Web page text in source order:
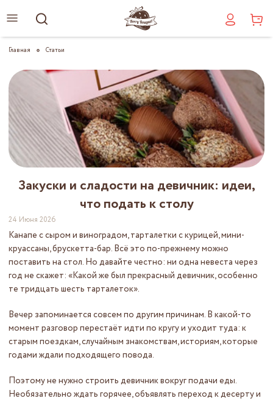
Главная Статьи
Закуски и сладости на девичник: идеи,
что подать к столу
24 Июня 2026
Канапе с сыром и виноградом, тарталетки с курицей, мини-
круассаны, брускетта-бар. Всё это по-прежнему можно
поставить на стол. Но давайте честно: ни одна невеста через
год не скажет: «Какой же был прекрасный девичник, особенно
те тридцать шесть тарталеток».
Вечер запоминается совсем по другим причинам. В какой-то
момент разговор перестаёт идти по кругу и уходит туда: к
старым поездкам, случайным знакомствам, историям, которые
годами ждали подходящего повода.
Поэтому не нужно строить девичник вокруг подачи еды.
Необязательно ждать горячее, объявлять переход к десерту и